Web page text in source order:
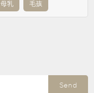
母乳 毛孩
Send